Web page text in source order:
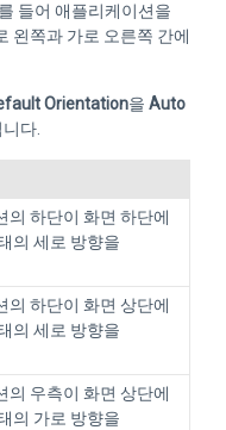
들어 애플리케이션을
왼쪽과 가로 오른쪽 간에
Orientation을 Auto
다.
의 하단이 화면 하단에
의 세로 방향을
의 하단이 화면 상단에
의 세로 방향을
의 우측이 화면 상단에
의 가로 방향을